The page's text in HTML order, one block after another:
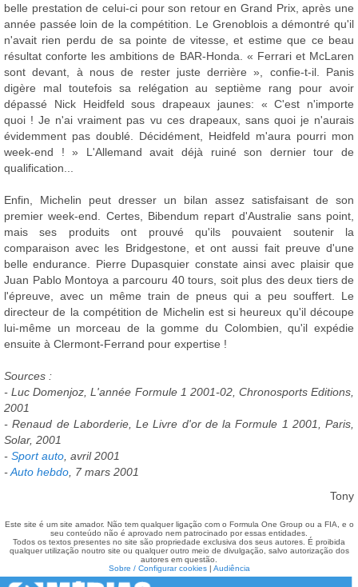
belle prestation de celui-ci pour son retour en Grand Prix, après une
année passée loin de la compétition. Le Grenoblois a démontré qu'il
n'avait rien perdu de sa pointe de vitesse, et estime que ce beau
résultat conforte les ambitions de BAR-Honda. « Ferrari et McLaren
sont devant, à nous de rester juste derrière », confie-t-il. Panis
digère mal toutefois sa relégation au septième rang pour avoir
dépassé Nick Heidfeld sous drapeaux jaunes: « C'est n'importe
quoi ! Je n'ai vraiment pas vu ces drapeaux, sans quoi je n'aurais
évidemment pas doublé. Décidément, Heidfeld m'aura pourri mon
week-end ! » L'Allemand avait déjà ruiné son dernier tour de
qualification...
Enfin, Michelin peut dresser un bilan assez satisfaisant de son
premier week-end. Certes, Bibendum repart d'Australie sans point,
mais ses produits ont prouvé qu'ils pouvaient soutenir la
comparaison avec les Bridgestone, et ont aussi fait preuve d'une
belle endurance. Pierre Dupasquier constate ainsi avec plaisir que
Juan Pablo Montoya a parcouru 40 tours, soit plus des deux tiers de
l'épreuve, avec un même train de pneus qui a peu souffert. Le
directeur de la compétition de Michelin est si heureux qu'il découpe
lui-même un morceau de la gomme du Colombien, qu'il expédie
ensuite à Clermont-Ferrand pour expertise !
Sources :
- Luc Domenjoz, L'année Formule 1 2001-02, Chronosports Editions,
2001
- Renaud de Laborderie, Le Livre d'or de la Formule 1 2001, Paris,
Solar, 2001
- Sport auto , avril 2001
-Auto hebdo , 7 mars 2001
Tony
Este site é um site amador. Não tem qualquer ligação com o Formula One Group ou a FIA, e o
seu conteúdo não é aprovado nem patrocinado por essas entidades.
Todos os textos presentes no site são propriedade exclusiva dos seus autores. É proibida
qualquer utilização noutro site ou qualquer outro meio de divulgação, salvo autorização dos
autores em questão.
Sobre / Configurar cookies| Audiência